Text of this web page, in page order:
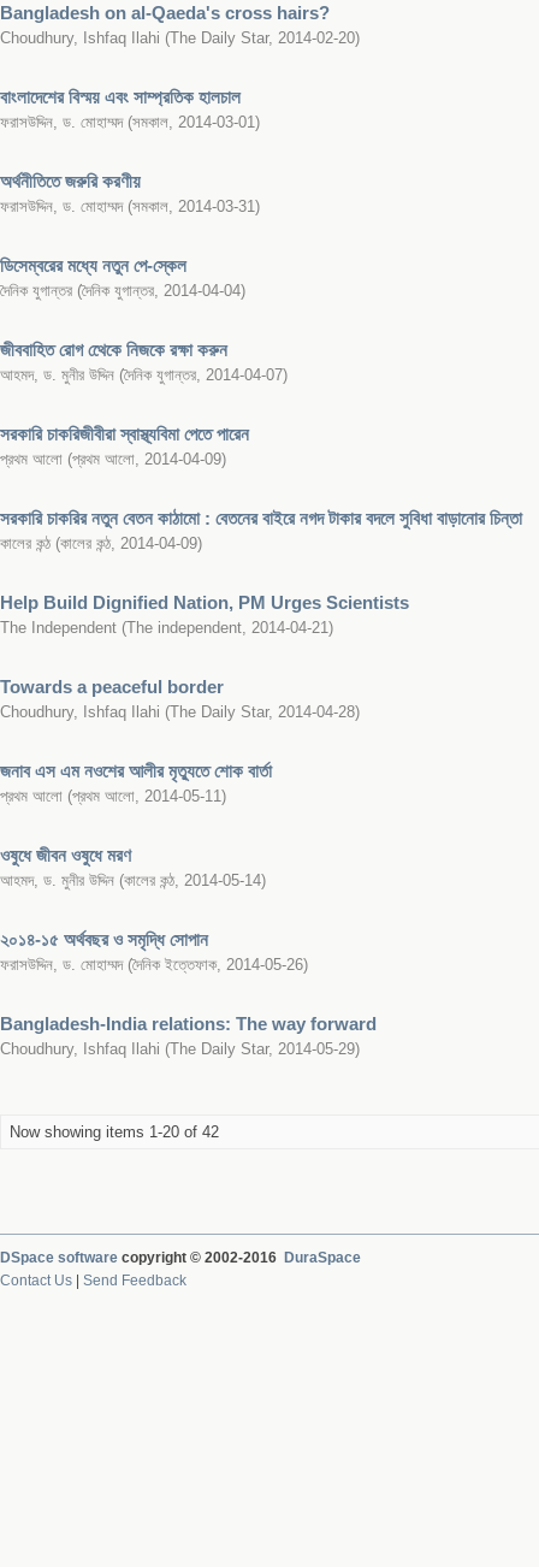
Bangladesh on al-Qaeda's cross hairs?
Choudhury, Ishfaq Ilahi (The Daily Star, 2014-02-20)
বাংলাদেশের বিস্ময় এবং সাম্প্রতিক হালচাল
ফরাসউদ্দিন, ড. মোহাম্মদ (সমকাল, 2014-03-01)
অর্থনীতিতে জরুরি করণীয়
ফরাসউদ্দিন, ড. মোহাম্মদ (সমকাল, 2014-03-31)
ডিসেম্বরের মধ্যে নতুন পে-স্কেল
দৈনিক যুগান্তর (দৈনিক যুগান্তর, 2014-04-04)
জীববাহিত রোগ থেেকে নিজকে রক্ষা করুন
আহমদ, ড. মুনীর উদ্দিন (দৈনিক যুগান্তর, 2014-04-07)
সরকারি চাকরিজীবীরা স্বাস্থ্যবিমা পেতে পারেন
প্রথম আলো (প্রথম আলো, 2014-04-09)
সরকারি চাকরির নতুন বেতন কাঠামো : বেতনের বাইরে নগদ টাকার বদলে সুবিধা বাড়ানোর চিন্তা
কালের কন্ঠ (কালের কন্ঠ, 2014-04-09)
Help Build Dignified Nation, PM Urges Scientists
The Independent (The independent, 2014-04-21)
Towards a peaceful border
Choudhury, Ishfaq Ilahi (The Daily Star, 2014-04-28)
জনাব এস এম নওশের আলীর মৃত্যুতে শোক বার্তা
প্রথম আলো (প্রথম আলো, 2014-05-11)
ওষুধে জীবন ওষুধে মরণ
আহমদ, ড. মুনীর উদ্দিন (কালের কন্ঠ, 2014-05-14)
২০১৪-১৫ অর্থবছর ও সমৃদ্ধি সোপান
ফরাসউদ্দিন, ড. মোহাম্মদ (দৈনিক ইত্তেফাক, 2014-05-26)
Bangladesh-India relations: The way forward
Choudhury, Ishfaq Ilahi (The Daily Star, 2014-05-29)
Now showing items 1-20 of 42
DSpace software copyright © 2002-2016 DuraSpace
Contact Us
Send Feedback